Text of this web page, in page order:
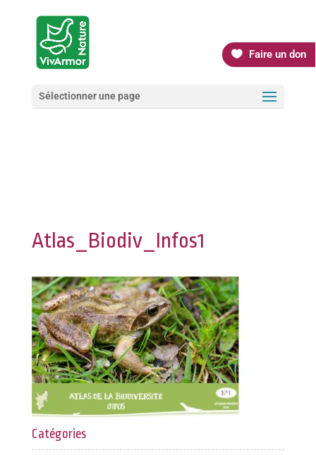
Faire un don
Sélectionner une page
Atlas_Biodiv_Infos1
Catégories